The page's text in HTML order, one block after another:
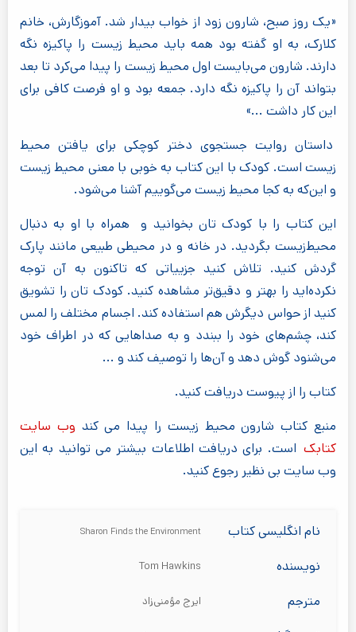
«یک روز صبح، شارون زود از خواب بیدار شد. آموزگارش، خانم
کلارک، به او گفته بود همه باید محیط زیست را پاکیزه نگه
دارند. شارون می‌بایست اول محیط زیست را پیدا می‌کرد تا بعد
بتواند آن را پاکیزه نگه دارد. جمعه بود و او فرصت کافی برای
این کار داشت ...»
داستان روایت جستجوی دختر کوچکی برای یافتن محیط
زیست است. کودک با این کتاب به خوبی با معنی محیط زیست
و این‌که به کجا محیط زیست می‌گوییم آشنا می‌شود.
این کتاب را با کودک تان بخوانید و همراه با او به دنبال
محیط‌زیست بگردید. در خانه و در محیطی طبیعی مانند پارک
گردش کنید. تلاش کنید جزییاتی که تاکنون به آن توجه
نکرده‌اید را بهتر و دقیق‌تر مشاهده کنید. کودک تان را تشویق
کنید از حواس دیگرش هم استفاده کند. اجسام مختلف را لمس
کند، چشم‌های خود را ببندد و به صداهایی که در اطراف خود
می‌شنود گوش دهد و آن‌ها را توصیف کند و ...
کتاب را از پیوست دریافت کنید.
منبع کتاب شارون محیط زیست را پیدا می کند وب سایت
کتابک است. برای دریافت اطلاعات بیشتر می توانید به این
وب سایت بی نظیر رجوع کنید.
نام انگلیسی کتاب Sharon Finds the Environment
نویسنده Tom Hawkins
مترجم ایرج مؤمنی‌زاد